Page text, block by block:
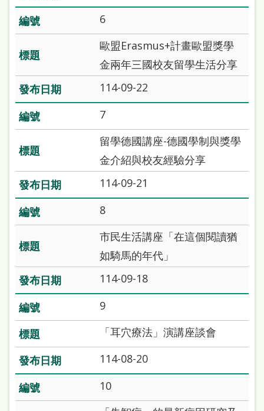
通
陳
情
統
English
日
本
語
隱
私
網
站
安
全
政
策
政
6
歐盟Erasmus+計畫歐盟獎學
金兩年三國校友留學生活分享
114-09-22
7
留學德國講座-德國學制與獎學
金介紹與校友經驗分享
114-09-21
8
市民生活講座「在這個閱讀猶
如騎馬的年代」
114-09-18
9
「耳穴療法」演講座談會
114-08-20
10